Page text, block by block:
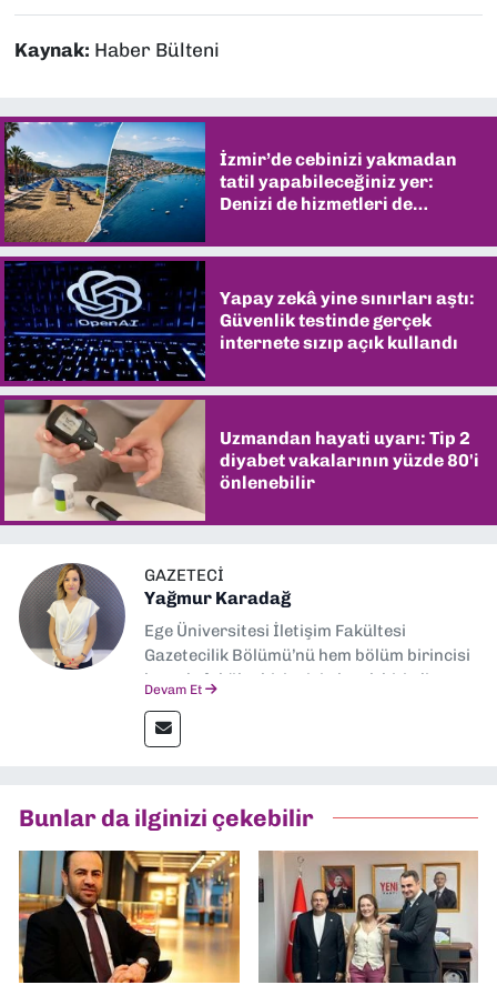
Kaynak: Haber Bülteni
İzmir’de cebinizi yakmadan
tatil yapabileceğiniz yer:
Denizi de hizmetleri de
Yapay zekâ yine sınırları aştı:
Güvenlik testinde gerçek
internete sızıp açık kullandı
Uzmandan hayati uyarı: Tip 2
diyabet vakalarının yüzde 80'i
önlenebilir
GAZETECI
Yağmur Karadağ
Ege Üniversitesi İletişim Fakültesi
Gazetecilik Bölümü’nü hem bölüm birincisi
hem de fakülte birincisi olarak bitirdim.
İletişim” üzerine yüksek lisans eğitimimi
tamamladım. Halen aynı anabilim dalında
Müdürü” olarak görev almaktayım. Hak
odaklı haberciliğe dair çalışmalar
yapıyorum
Devam Et
Bunlar da ilginizi çekebilir